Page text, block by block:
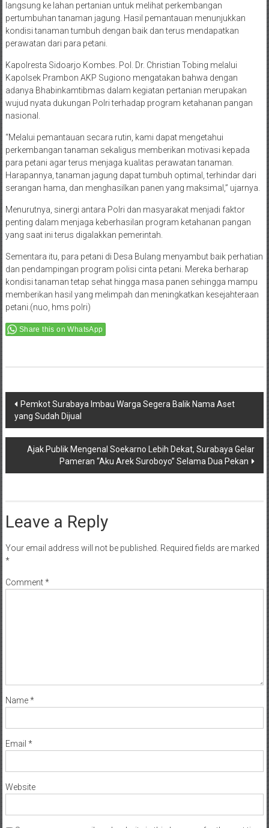
langsung ke lahan pertanian untuk melihat perkembangan
pertumbuhan tanaman jagung. Hasil pemantauan menunjukkan
kondisi tanaman tumbuh dengan baik dan terus mendapatkan
perawatan dari para petani.
Kapolresta Sidoarjo Kombes. Pol. Dr. Christian Tobing melalui
Kapolsek Prambon AKP Sugiono mengatakan bahwa dengan
adanya Bhabinkamtibmas dalam kegiatan pertanian merupakan
wujud nyata dukungan Polri terhadap program ketahanan pangan
nasional.
“Melalui pemantauan secara rutin, kami dapat mengetahui
perkembangan tanaman sekaligus memberikan motivasi kepada
para petani agar terus menjaga kualitas perawatan tanaman.
Harapannya, tanaman jagung dapat tumbuh optimal, terhindar dari
serangan hama, dan menghasilkan panen yang maksimal,” ujarnya.
Menurutnya, sinergi antara Polri dan masyarakat menjadi faktor
penting dalam menjaga keberhasilan program ketahanan pangan
yang saat ini terus digalakkan pemerintah.
Sementara itu, para petani di Desa Bulang menyambut baik perhatian
dan pendampingan program polisi cinta petani. Mereka berharap
kondisi tanaman tetap sehat hingga masa panen sehingga mampu
memberikan hasil yang melimpah dan meningkatkan kesejahteraan
petani.(nuo, hms polri)
Share this on WhatsApp
Post
navigation
Pemkot Surabaya Imbau Warga Segera Balik Nama Aset
yang Sudah Dijual
Ajak Publik Mengenal Soekarno Lebih Dekat, Surabaya Gelar
Pameran “Aku Arek Suroboyo” Selama Dua Pekan
Leave a Reply
Your email address will not be published. Required fields are marked
*
Comment*
Name*
Email *
Website